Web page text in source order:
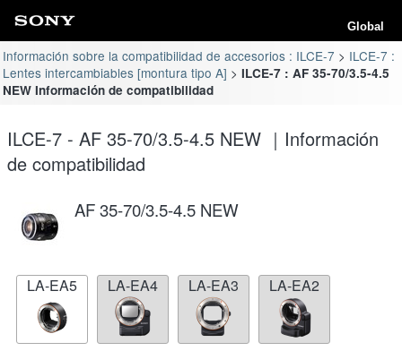
Global
Información sobre la compatibilidad de accesorios : ILCE-7
ILCE-7 :
Lentes intercambiables [montura tipo A]
ILCE-7 : AF 35-70/3.5-4.5
NEW Información de compatibilidad
ILCE-7 - AF 35-70/3.5-4.5 NEW ｜Información
de compatibilidad
AF 35-70/3.5-4.5 NEW
LA-EA5 LA-EA4 LA-EA3 LA-EA2